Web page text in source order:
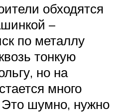
обходятся
–
по металлу
тонкую
но на
много
Это шумно, нужно